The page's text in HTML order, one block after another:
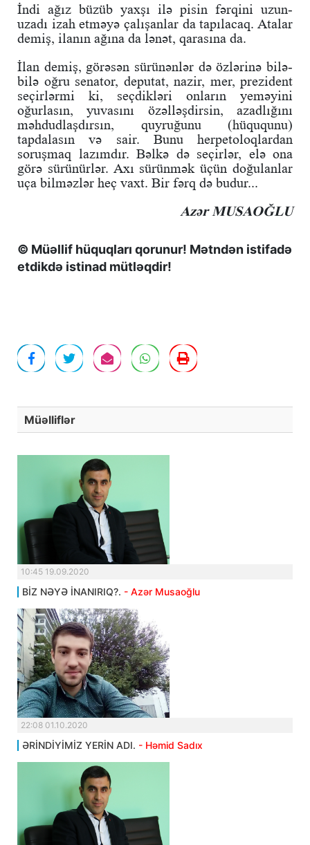
İndi ağız büzüb yaxşı ilə pisin fərqini uzun-
uzadı izah etməyə çalışanlar da tapılacaq. Atalar
demiş, ilanın ağına da lənət, qarasına da.
İlan demiş, görəsən sürünənlər də özlərinə bilə-
bilə oğru senator, deputat, nazir, mer, prezident
seçirlərmi ki, seçdikləri onların yeməyini
oğurlasın, yuvasını özəlləşdirsin, azadlığını
məhdudlaşdırsın, quyruğunu (hüququnu)
tapdalasın və sair. Bunu herpetoloqlardan
soruşmaq lazımdır. Bəlkə də seçirlər, elə ona
görə sürünürlər. Axı sürünmək üçün doğulanlar
uça bilməzlər heç vaxt. Bir fərq də budur...
Azər MUSAOĞLU
© Müəllif hüquqları qorunur! Mətndən istifadə
etdikdə istinad mütləqdir!
Müəlliflər
10:45 19.09.2020
BİZ NƏYƏ İNANIRIQ?. - Azər Musaoğlu
22:08 01.10.2020
ƏRİNDİYİMİZ YERİN ADI. - Həmid Sadıx